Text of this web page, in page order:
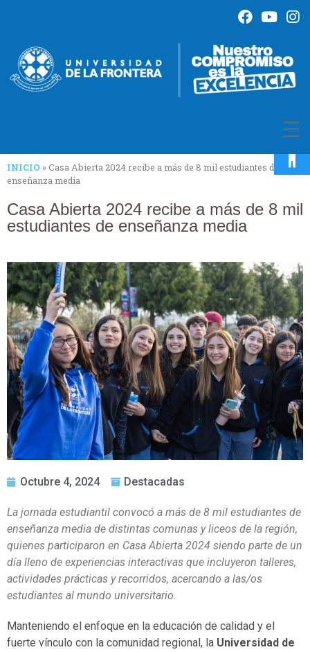
INICIO » Casa Abierta 2024 recibe a más de 8 mil estudiantes de
enseñanza media
Casa Abierta 2024 recibe a más de 8 mil
estudiantes de enseñanza media
Octubre 4, 2024 Destacadas
La jornada estudiantil convocó a más de 8 mil estudiantes de
enseñanza media de distintas comunas y liceos de la región,
quienes participaron en Casa Abierta 2024 siendo parte de un
día lleno de experiencias interactivas que incluyeron talleres,
actividades prácticas y recorridos, acercando a las/os
estudiantes al mundo universitario.
Manteniendo el enfoque en la educación de calidad y el
fuerte vínculo con la comunidad regional, la Universidad de